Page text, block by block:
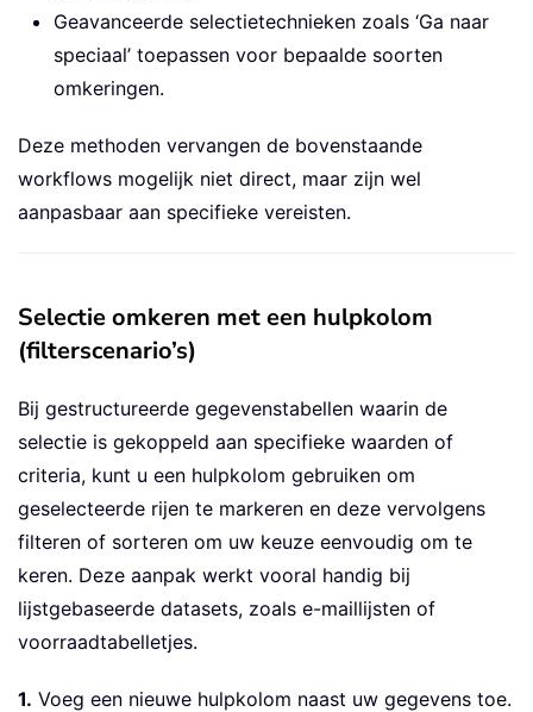
Geavanceerde selectietechnieken zoals ‘Ga naar
speciaal’ toepassen voor bepaalde soorten
omkeringen.
Deze methoden vervangen de bovenstaande
workflows mogelijk niet direct, maar zijn wel
aanpasbaar aan specifieke vereisten.
Selectie omkeren met een hulpkolom
(filterscenario’s)
Bij gestructureerde gegevenstabellen waarin de
selectie is gekoppeld aan specifieke waarden of
criteria, kunt u een hulpkolom gebruiken om
geselecteerde rijen te markeren en deze vervolgens
filteren of sorteren om uw keuze eenvoudig om te
keren. Deze aanpak werkt vooral handig bij
lijstgebaseerde datasets, zoals e-maillijsten of
voorraadtabelletjes.
1. Voeg een nieuwe hulpkolom naast uw gegevens toe.